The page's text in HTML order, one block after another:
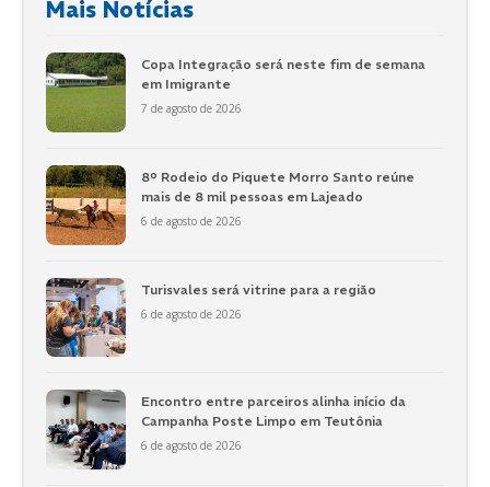
Mais Notícias
Copa Integração será neste fim de semana
em Imigrante
7 de agosto de 2026
8º Rodeio do Piquete Morro Santo reúne
mais de 8 mil pessoas em Lajeado
6 de agosto de 2026
Turisvales será vitrine para a região
6 de agosto de 2026
Encontro entre parceiros alinha início da
Campanha Poste Limpo em Teutônia
6 de agosto de 2026